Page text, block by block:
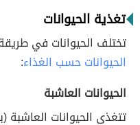
تغذية الحيوانات
تختلف الحيوانات في
الحيوانات حسب الغذاء:
الحيوانات العاشبة